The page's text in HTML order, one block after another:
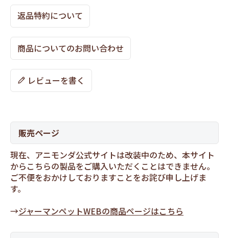
返品特約について
商品についてのお問い合わせ
レビューを書く
販売ページ
現在、アニモンダ公式サイトは改装中のため、本サイト
からこちらの製品をご購入いただくことはできません。
ご不便をおかけしておりますことをお詫び申し上げま
す。
→ジャーマンペットWEBの商品ページはこちら